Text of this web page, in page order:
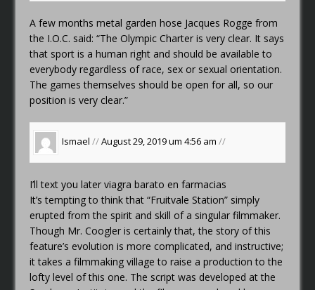
A few monthsmetal garden hose Jacques Rogge from
the I.O.C. said: “The Olympic Charter is very clear. It says
that sport is a human right and should be available to
everybody regardless of race, sex or sexual orientation.
The games themselves should be open for all, so our
position is very clear.”
Ismael //August 29, 2019 um 4:56 am//
I’ll text you laterviagra barato en farmacias
It’s tempting to think that “Fruitvale Station” simply
erupted from the spirit and skill of a singular filmmaker.
Though Mr. Coogler is certainly that, the story of this
feature’s evolution is more complicated, and instructive;
it takes a filmmaking village to raise a production to the
lofty level of this one. The script was developed at the